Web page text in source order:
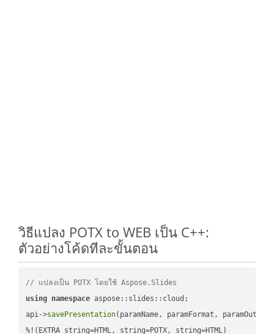
วิธีแปลง POTX to WEB เป็น C++:
ตัวอย่างโค้ดทีละขั้นตอน
// แปลงเป็น POTX โดยใช้ Aspose.Slides
using namespace aspose::slides::cloud;
api->savePresentation(paramName, paramFormat,